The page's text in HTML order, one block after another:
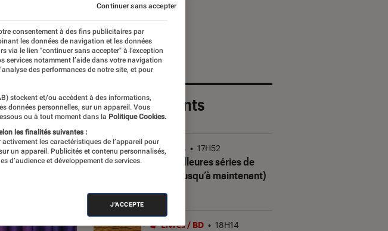
Les plus récents
Les meilleures séries de
2026 (jusqu’à maintenant)
Séries • 17H52
Livres / BD • 18H14
consentement à des fins publicitaires par
les données de navigation et les données
via le lien "continuer sans accepter" à l’exception
services notamment l’aide dans votre navigation
des performances de notre site, et pour
stockent et/ou accèdent à des informations,
données personnelles, sur un appareil. Vous
ou à tout moment dans la Politique Cookies.
les finalités suivantes :
les caractéristiques de l’appareil pour
un appareil. Publicités et contenu personnalisés,
d’audience et développement de services.
J'ACCEPTE
Continuer sans accepter